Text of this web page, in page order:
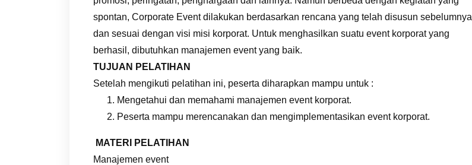
spontan, Corporate Event dilakukan berdasarkan rencana yang telah disusun sebelumnya
dan sesuai dengan visi misi korporat. Untuk menghasilkan suatu event korporat yang
berhasil, dibutuhkan manajemen event yang baik.
TUJUAN PELATIHAN
Setelah mengikuti pelatihan ini, peserta diharapkan mampu untuk :
Mengetahui dan memahami manajemen event korporat.
Peserta mampu merencanakan dan mengimplementasikan event korporat.
MATERI PELATIHAN
Manajemen event